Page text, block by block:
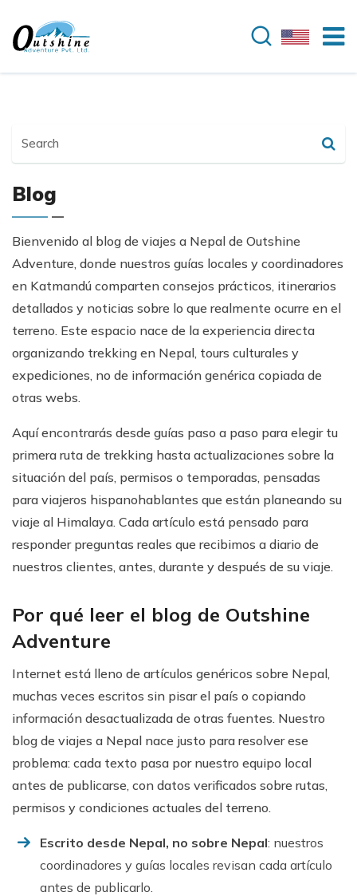
Blog
Bienvenido al blog de viajes a Nepal de Outshine
Adventure, donde nuestros guías locales y coordinadores
en Katmandú comparten consejos prácticos, itinerarios
detallados y noticias sobre lo que realmente ocurre en el
terreno. Este espacio nace de la experiencia directa
organizando trekking en Nepal, tours culturales y
expediciones, no de información genérica copiada de
otras webs.
Aquí encontrarás desde guías paso a paso para elegir tu
primera ruta de trekking hasta actualizaciones sobre la
situación del país, permisos o temporadas, pensadas
para viajeros hispanohablantes que están planeando su
viaje al Himalaya. Cada artículo está pensado para
responder preguntas reales que recibimos a diario de
nuestros clientes, antes, durante y después de su viaje.
Por qué leer el blog de Outshine
Adventure
Internet está lleno de artículos genéricos sobre Nepal,
muchas veces escritos sin pisar el país o copiando
información desactualizada de otras fuentes. Nuestro
blog de viajes a Nepal nace justo para resolver ese
problema: cada texto pasa por nuestro equipo local
antes de publicarse, con datos verificados sobre rutas,
permisos y condiciones actuales del terreno.
Escrito desde Nepal, no sobre Nepal: nuestros
coordinadores y guías locales revisan cada artículo
antes de publicarlo.